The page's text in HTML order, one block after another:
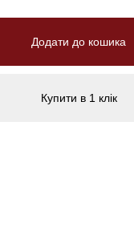
Додати до кошика
Купити в 1 клік